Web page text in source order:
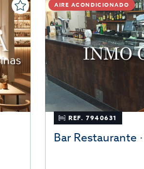
AIRE ACONDICIONADO
REF. 7940631
Bar Restaurante